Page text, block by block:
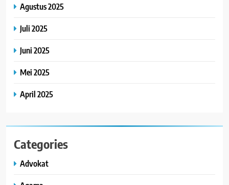
Agustus 2025
Juli 2025
Juni 2025
Mei 2025
April 2025
Categories
Advokat